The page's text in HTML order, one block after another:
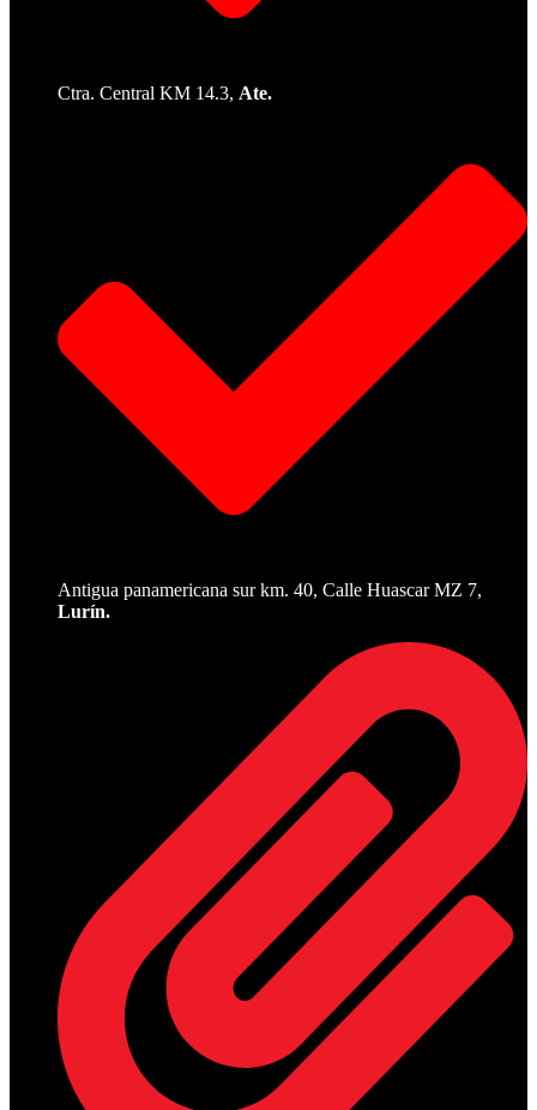
Ctra. Central KM 14.3, Ate.
Antigua panamericana sur km. 40, Calle Huascar MZ 7,
Lurín.